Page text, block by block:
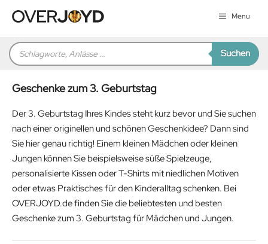
Inhalt
Menu
Products
search Suchen
Geschenke zum 3. Geburtstag
Der 3. Geburtstag Ihres Kindes steht kurz bevor und Sie suchen
nach einer originellen und schönen Geschenkidee? Dann sind
Sie hier genau richtig! Einem kleinen Mädchen oder kleinen
Jungen können Sie beispielsweise süße Spielzeuge,
personalisierte Kissen oder T-Shirts mit niedlichen Motiven
oder etwas Praktisches für den Kinderalltag schenken. Bei
OVERJOYD.de finden Sie die beliebtesten und besten
Geschenke zum 3. Geburtstag für Mädchen und Jungen.